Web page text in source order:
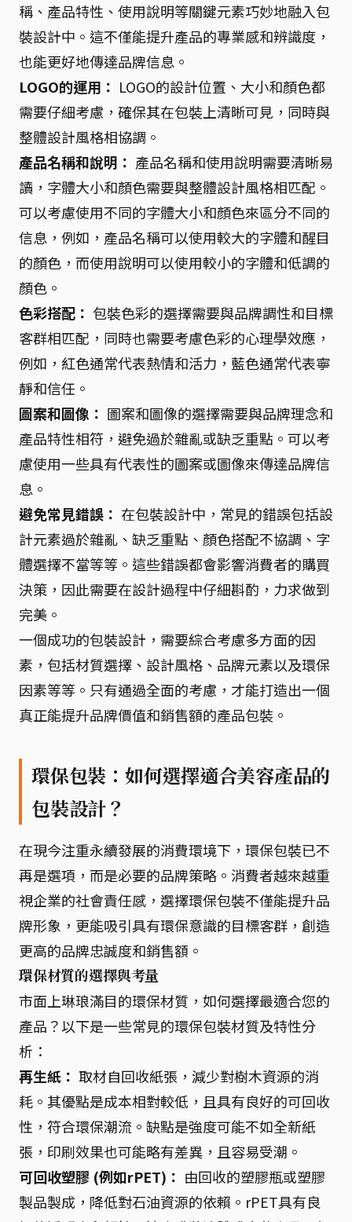
稱、產品特性、使用說明等關鍵元素巧妙地融入包
裝設計中。這不僅能提升產品的專業感和辨識度，
也能更好地傳達品牌信息。
LOGO的運用： LOGO的設計位置、大小和顏色都
需要仔細考慮，確保其在包裝上清晰可見，同時與
整體設計風格相協調。
產品名稱和說明： 產品名稱和使用說明需要清晰易
讀，字體大小和顏色需要與整體設計風格相匹配。
可以考慮使用不同的字體大小和顏色來區分不同的
信息，例如，產品名稱可以使用較大的字體和醒目
的顏色，而使用說明可以使用較小的字體和低調的
顏色。
色彩搭配： 包裝色彩的選擇需要與品牌調性和目標
客群相匹配，同時也需要考慮色彩的心理學效應，
例如，紅色通常代表熱情和活力，藍色通常代表寧
靜和信任。
圖案和圖像： 圖案和圖像的選擇需要與品牌理念和
產品特性相符，避免過於雜亂或缺乏重點。可以考
慮使用一些具有代表性的圖案或圖像來傳達品牌信
息。
避免常見錯誤： 在包裝設計中，常見的錯誤包括設
計元素過於雜亂、缺乏重點、顏色搭配不協調、字
體選擇不當等等。這些錯誤都會影響消費者的購買
決策，因此需要在設計過程中仔細斟酌，力求做到
完美。
一個成功的包裝設計，需要綜合考慮多方面的因
素，包括材質選擇、設計風格、品牌元素以及環保
因素等等。只有通過全面的考慮，才能打造出一個
真正能提升品牌價值和銷售額的產品包裝。
環保包裝：如何選擇適合美容產品的
包裝設計？
在現今注重永續發展的消費環境下，環保包裝已不
再是選項，而是必要的品牌策略。消費者越來越重
視企業的社會責任感，選擇環保包裝不僅能提升品
牌形象，更能吸引具有環保意識的目標客群，創造
更高的品牌忠誠度和銷售額。
環保材質的選擇與考量
市面上琳琅滿目的環保材質，如何選擇最適合您的
產品？以下是一些常見的環保包裝材質及特性分
析：
再生紙： 取材自回收紙張，減少對樹木資源的消
耗。其優點是成本相對較低，且具有良好的可回收
性，符合環保潮流。缺點是強度可能不如全新紙
張，印刷效果也可能略有差異，且容易受潮。
可回收塑膠 (例如rPET)： 由回收的塑膠瓶或塑膠
製品製成，降低對石油資源的依賴。rPET具有良